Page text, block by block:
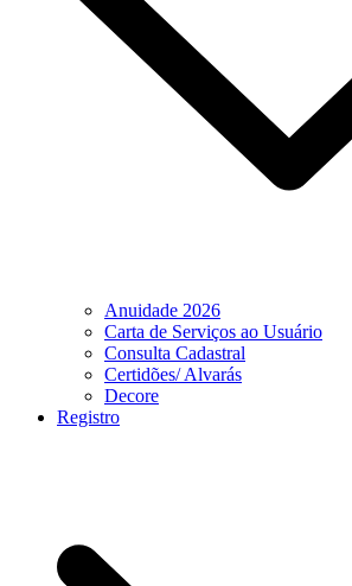
Anuidade 2026
Carta de Serviços ao Usuário
Consulta Cadastral
Certidões/ Alvarás
Decore
Registro